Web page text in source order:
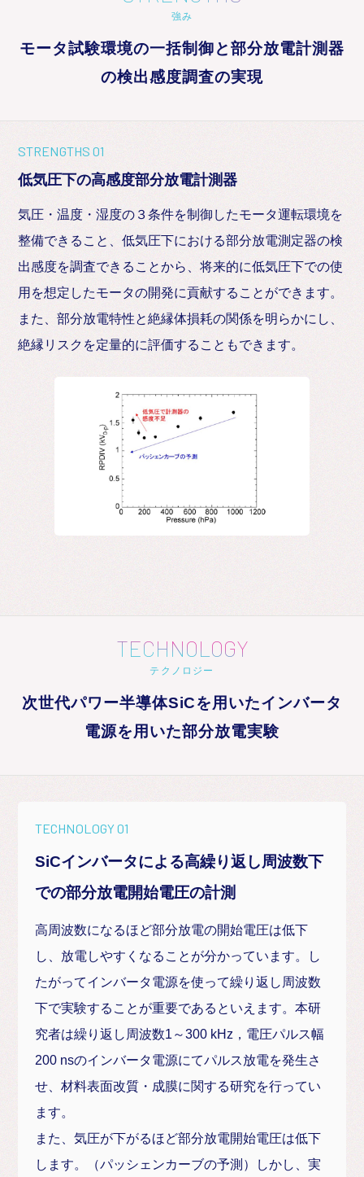
強み
モータ試験環境の一括制御と部分放電計測器
の検出感度調査の実現
STRENGTHS 01
低気圧下の高感度部分放電計測器
気圧・温度・湿度の３条件を制御したモータ運転環境を
整備できること、低気圧下における部分放電測定器の検
出感度を調査できることから、将来的に低気圧下での使
用を想定したモータの開発に貢献することができます。
また、部分放電特性と絶縁体損耗の関係を明らかにし、
絶縁リスクを定量的に評価することもできます。
TECHNOLOGY
テクノロジー
次世代パワー半導体SiCを用いたインバータ
電源を用いた部分放電実験
TECHNOLOGY 01
SiCインバータによる高繰り返し周波数下
での部分放電開始電圧の計測
高周波数になるほど部分放電の開始電圧は低下
し、放電しやすくなることが分かっています。し
たがってインバータ電源を使って繰り返し周波数
下で実験することが重要であるといえます。本研
究者は繰り返し周波数1～300 kHz，電圧パルス幅
200 nsのインバータ電源にてパルス放電を発生さ
せ、材料表面改質・成膜に関する研究を行ってい
ます。
また、気圧が下がるほど部分放電開始電圧は低下
します。（パッシェンカーブの予測）しかし、実